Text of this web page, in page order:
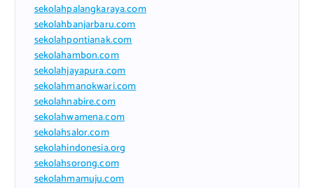
sekolahpalangkaraya.com
sekolahbanjarbaru.com
sekolahpontianak.com
sekolahambon.com
sekolahjayapura.com
sekolahmanokwari.com
sekolahnabire.com
sekolahwamena.com
sekolahsalor.com
sekolahindonesia.org
sekolahsorong.com
sekolahmamuju.com